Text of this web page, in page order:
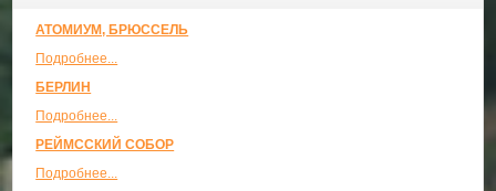
АТОМИУМ, БРЮССЕЛЬ
Подробнее...
БЕРЛИН
Подробнее...
РЕЙМССКИЙ СОБОР
Подробнее...